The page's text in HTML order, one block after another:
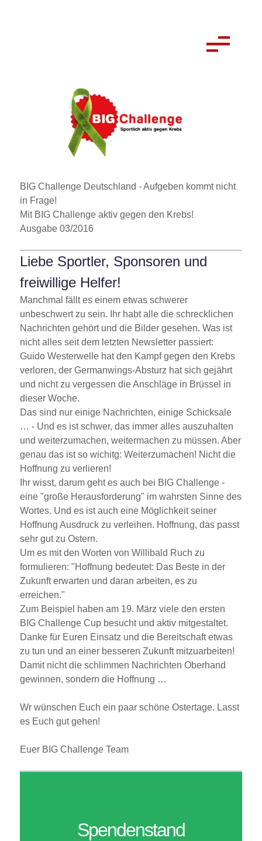
BIG Challenge Deutschland - Aufgeben kommt nicht
in Frage!
Mit BIG Challenge aktiv gegen den Krebs!
Ausgabe 03/2016
Liebe Sportler, Sponsoren und
freiwillige Helfer!
Manchmal fällt es einem etwas schwerer
unbeschwert zu sein. Ihr habt alle die schrecklichen
Nachrichten gehört und die Bilder gesehen. Was ist
nicht alles seit dem letzten Newsletter passiert:
Guido Westerwelle hat den Kampf gegen den Krebs
verloren, der Germanwings-Absturz hat sich gejährt
und nicht zu vergessen die Anschläge in Brüssel in
dieser Woche.
Das sind nur einige Nachrichten, einige Schicksale
… - Und es ist schwer, das immer alles auszuhalten
und weiterzumachen, weitermachen zu müssen. Aber
genau das ist so wichitg: Weiterzumachen! Nicht die
Hoffnung zu verlieren!
Ihr wisst, darum geht es auch bei BIG Challenge -
eine große Herausforderung
im wahrsten Sinne des
Wortes. Und es ist auch eine Möglichkeit seiner
Hoffnung Ausdruck zu verleihen. Hoffnung, das passt
sehr gut zu Ostern.
Um es mit den Worten von Willibald Ruch zu
formulieren:
Hoffnung bedeutet: Das Beste in der
Zukunft erwarten und daran arbeiten, es zu
erreichen.
Zum Beispiel haben am 19. März viele den ersten
BIG Challenge Cup besucht und aktiv mitgestaltet.
Danke für Euren Einsatz und die Bereitschaft etwas
zu tun und an einer besseren Zukunft mitzuarbeiten!
Damit nicht die schlimmen Nachrichten Oberhand
gewinnen, sondern die Hoffnung …
Wr wünschen Euch ein paar schöne Ostertage. Lasst
es Euch gut gehen!
Euer BIG Challenge Team
Spendenstand